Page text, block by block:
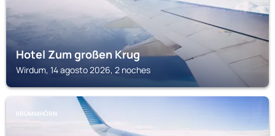
Hotel Zum großen Krug
Wirdum, 14 agosto 2026, 2 noches
KRUMMHÖRN